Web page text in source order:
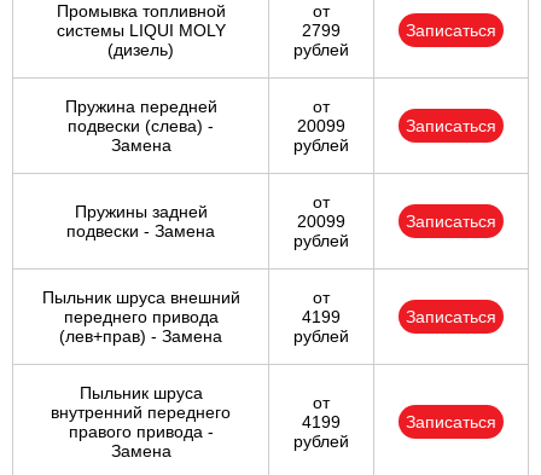
Промывка топливной
системы LIQUI MOLY
(дизель)
от
2799
рублей
Записаться
Пружина передней
подвески (слева) -
Замена
от
20099
рублей
Записаться
Пружины задней
подвески - Замена
от
20099
рублей
Записаться
Пыльник шруса внешний
переднего привода
(лев+прав) - Замена
от
4199
рублей
Записаться
Пыльник шруса
внутренний переднего
правого привода -
Замена
от
4199
рублей
Записаться